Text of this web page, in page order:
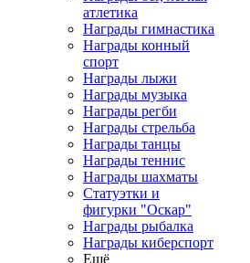
атлетика
Награды гимнастика
Награды конный
спорт
Награды лыжи
Награды музыка
Награды регби
Награды стрельба
Награды танцы
Награды теннис
Награды шахматы
Статуэтки и
фигурки "Оскар"
Награды рыбалка
Награды киберспорт
Ещё